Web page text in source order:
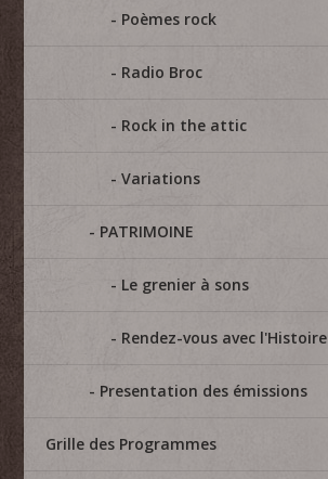
Poèmes rock
Radio Broc
Rock in the attic
Variations
PATRIMOINE
Le grenier à sons
Rendez-vous avec l'Histoire
Presentation des émissions
Grille des Programmes